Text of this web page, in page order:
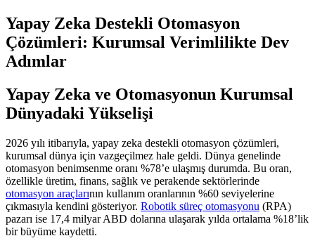
Yapay Zeka Destekli Otomasyon
Çözümleri: Kurumsal Verimlilikte Dev
Adımlar
Yapay Zeka ve Otomasyonun Kurumsal
Dünyadaki Yükselişi
2026 yılı itibarıyla, yapay zeka destekli otomasyon çözümleri,
kurumsal dünya için vazgeçilmez hale geldi. Dünya genelinde
otomasyon benimsenme oranı %78’e ulaşmış durumda. Bu oran,
özellikle üretim, finans, sağlık ve perakende sektörlerinde
otomasyon araçlarının kullanım oranlarının %60 seviyelerine
çıkmasıyla kendini gösteriyor. Robotik süreç otomasyonu (RPA)
pazarı ise 17,4 milyar ABD dolarına ulaşarak yılda ortalama %18’lik
bir büyüme kaydetti.